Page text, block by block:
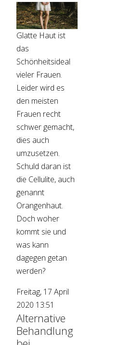
Glatte Haut ist
das
Schönheitsideal
vieler Frauen.
Leider wird es
den meisten
Frauen recht
schwer gemacht,
dies auch
umzusetzen.
Schuld daran ist
die Cellulite, auch
genannt
Orangenhaut.
Doch woher
kommt sie und
was kann
dagegen getan
werden?
Freitag, 17 April
2020 13:51
Alternative
Behandlung